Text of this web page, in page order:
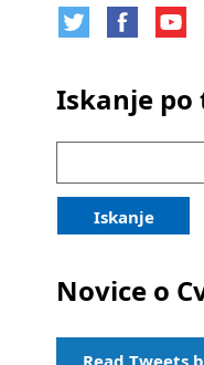
Iskanje po
Iskanje
Novice o
Read Tweets